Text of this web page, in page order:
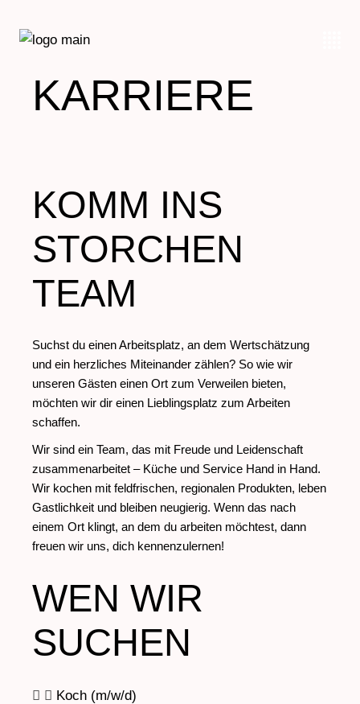
KARRIERE
KOMM INS
STORCHEN
TEAM
Suchst du einen Arbeitsplatz, an dem Wertschätzung
und ein herzliches Miteinander zählen? So wie wir
unseren Gästen einen Ort zum Verweilen bieten,
möchten wir dir einen Lieblingsplatz zum Arbeiten
schaffen.
Wir sind ein Team, das mit Freude und Leidenschaft
zusammenarbeitet – Küche und Service Hand in Hand.
Wir kochen mit feldfrischen, regionalen Produkten, leben
Gastlichkeit und bleiben neugierig. Wenn das nach
einem Ort klingt, an dem du arbeiten möchtest, dann
freuen wir uns, dich kennenzulernen!
WEN WIR
SUCHEN
Koch (m/w/d)